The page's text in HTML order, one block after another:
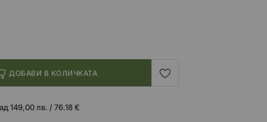
ДОБАВИ В КОЛИЧКАТА
149,00 лв. / 76.18 €